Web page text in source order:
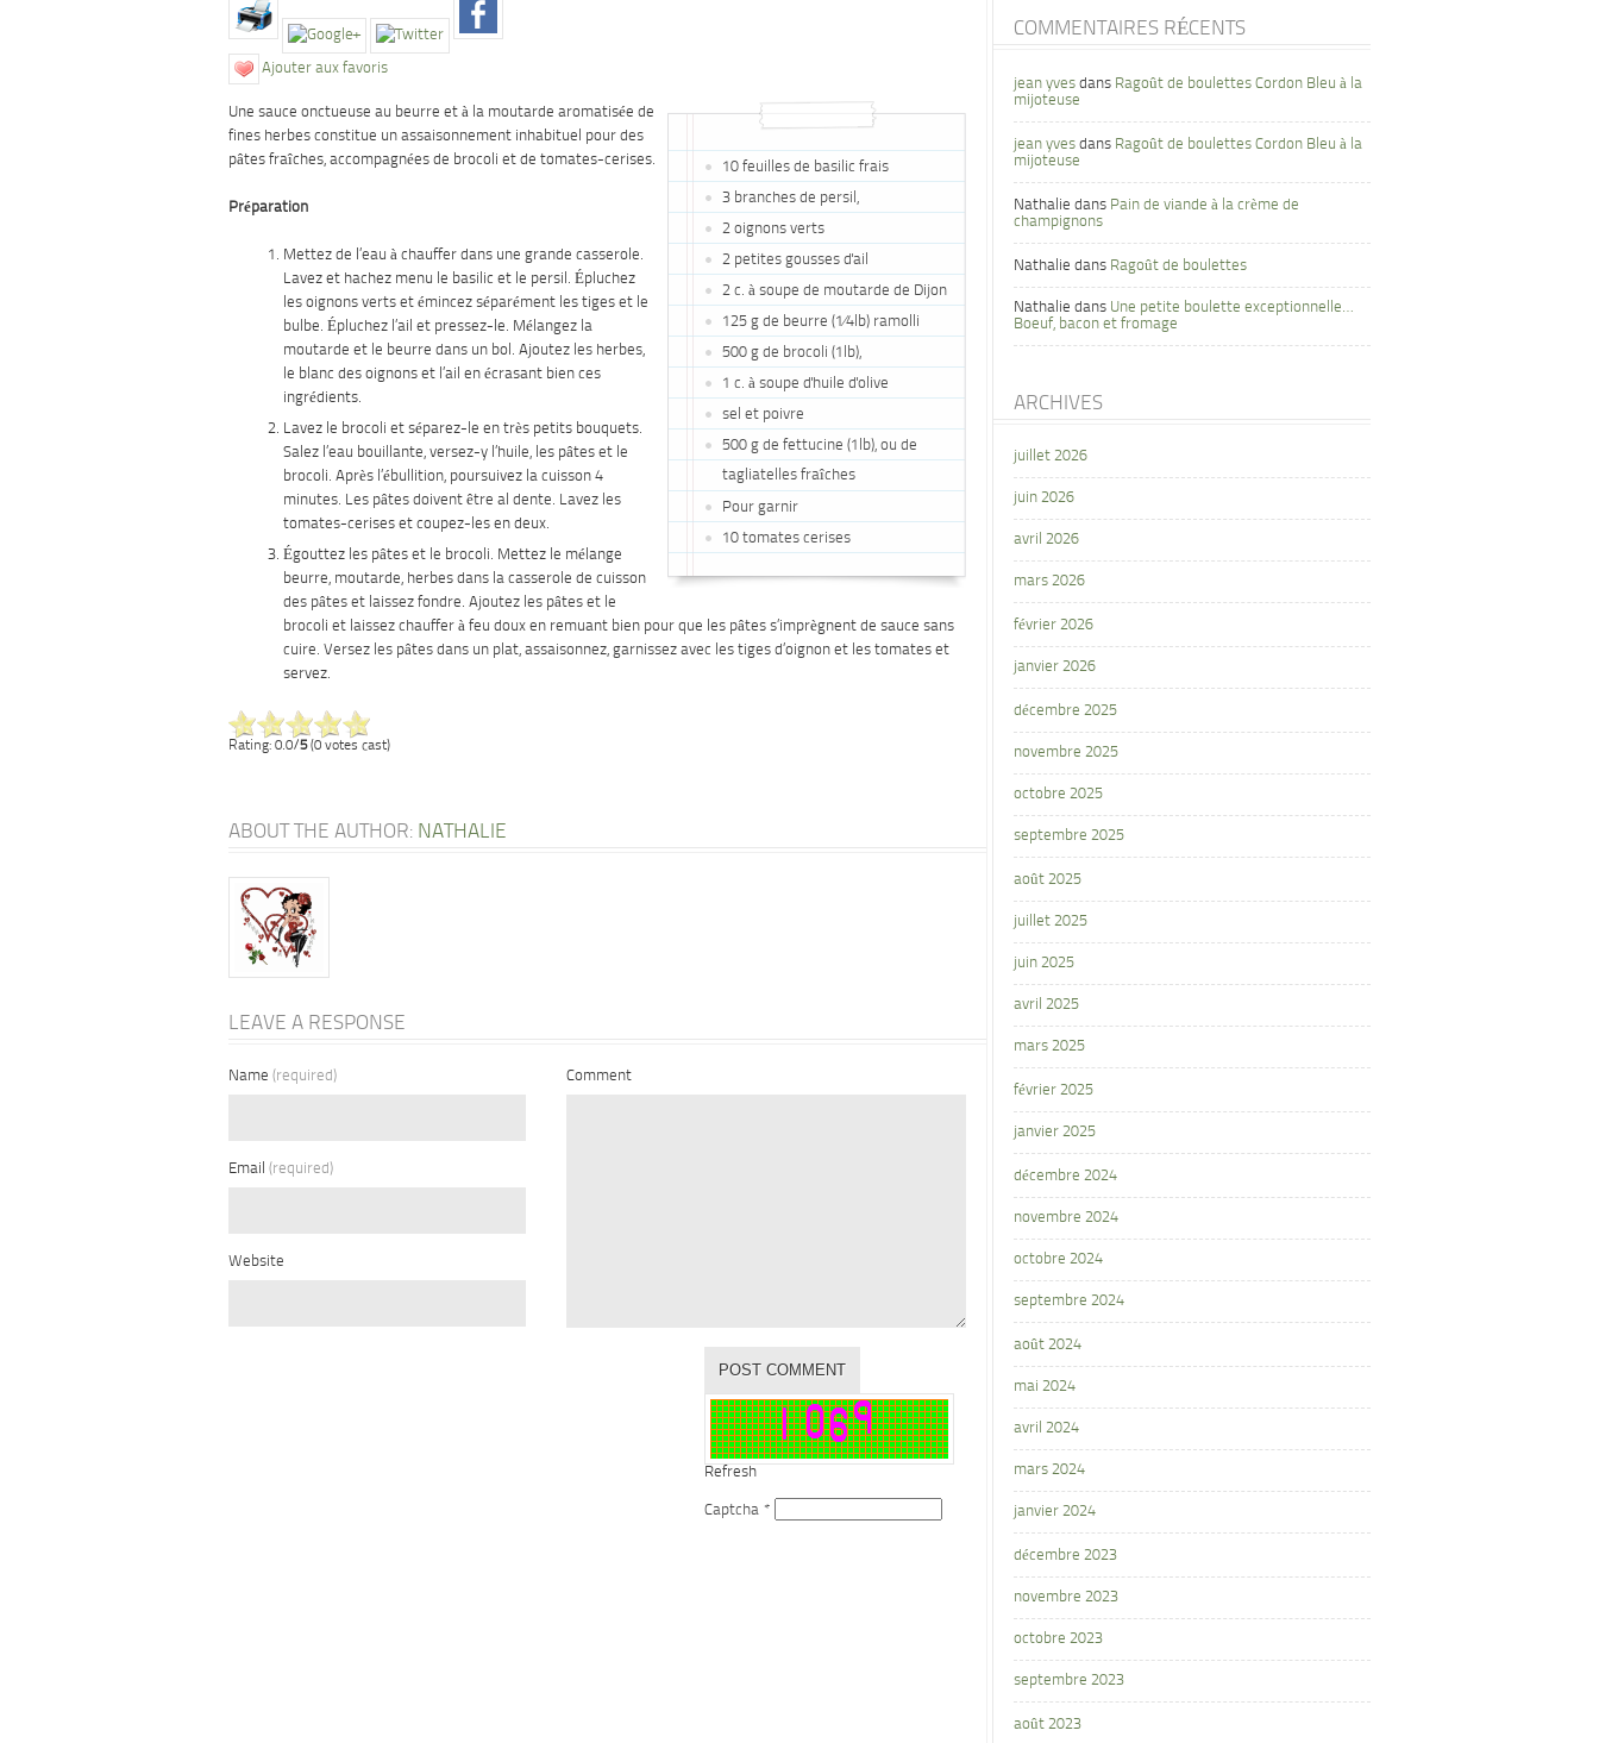
Ajouter aux favoris
10 feuilles de basilic frais
3 branches de persil,
2 oignons verts
2 petites gousses d'ail
2 c. à soupe de moutarde de Dijon
125 g de beurre (1⁄4lb) ramolli
500 g de brocoli (1lb),
1 c. à soupe d'huile d'olive
sel et poivre
500 g de fettucine (1lb), ou de
tagliatelles fraîches
Pour garnir
10 tomates cerises
Une sauce onctueuse au beurre et à la moutarde aromatisée de
fines herbes constitue un assaisonnement inhabituel pour des
pâtes fraîches, accompagnées de brocoli et de tomates-cerises.
Préparation
Mettez de l’eau à chauffer dans une grande casserole.
Lavez et hachez menu le basilic et le persil. Épluchez
les oignons verts et émincez séparément les tiges et le
bulbe. Épluchez l’ail et pressez-le. Mélangez la
moutarde et le beurre dans un bol. Ajoutez les herbes,
le blanc des oignons et l’ail en écrasant bien ces
ingrédients.
Lavez le brocoli et séparez-le en très petits bouquets.
Salez l’eau bouillante, versez-y l’huile, les pâtes et le
brocoli. Après l’ébullition, poursuivez la cuisson 4
minutes. Les pâtes doivent être al dente. Lavez les
tomates-cerises et coupez-les en deux.
Égouttez les pâtes et le brocoli. Mettez le mélange
beurre, mou­tarde, herbes dans la casserole de cuisson
des pâtes et laissez fondre. Ajoutez les pâtes et le
brocoli et laissez chauffer à feu doux en remuant bien pour que les pâtes s’imprègnent de sauce sans
cuire. Versez les pâtes dans un plat, assaisonnez, garnissez avec les tiges d’oignon et les tomates et
servez.
Rating: 0.0/5(0 votes cast)
ABOUT THE AUTHOR: NATHALIE
LEAVE A RESPONSE
Name (required)
Email (required)
Website
Comment
Refresh
Captcha *
COMMENTAIRES RÉCENTS
jean yves dans Ragoût de boulettes Cordon Bleu à la
mijoteuse
jean yves dans Ragoût de boulettes Cordon Bleu à la
mijoteuse
Nathalie dans Pain de viande à la crème de
champignons
Nathalie dans Ragoût de boulettes
Nathalie dans Une petite boulette exceptionnelle…
Boeuf, bacon et fromage
ARCHIVES
juillet 2026
juin 2026
avril 2026
mars 2026
février 2026
janvier 2026
décembre 2025
novembre 2025
octobre 2025
septembre 2025
août 2025
juillet 2025
juin 2025
avril 2025
mars 2025
février 2025
janvier 2025
décembre 2024
novembre 2024
octobre 2024
septembre 2024
août 2024
mai 2024
avril 2024
mars 2024
janvier 2024
décembre 2023
novembre 2023
octobre 2023
septembre 2023
août 2023